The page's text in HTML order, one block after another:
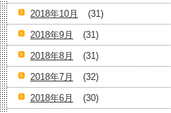
2018年10月
(31)
2018年9月
(31)
2018年8月
(31)
2018年7月
(32)
2018年6月
(30)